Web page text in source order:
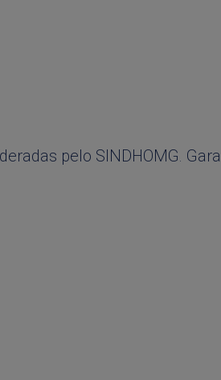
pelo SINDHOMG.